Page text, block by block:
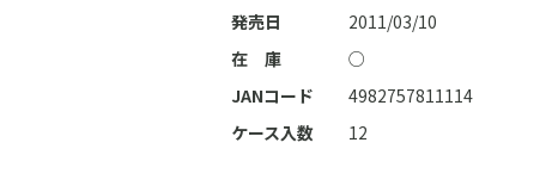
発売日
2011/03/10
在 庫
○
JANコード
4982757811114
ケース入数
12